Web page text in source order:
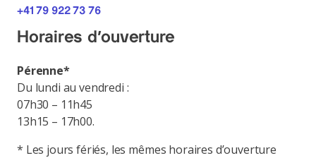
+41 79 922 73 76
Horaires d’ouverture
Pérenne*
Du lundi au vendredi :
07h30 – 11h45
13h15 – 17h00.
* Les jours fériés, les mêmes horaires d’ouverture